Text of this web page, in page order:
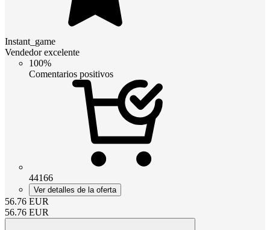
Instant_game
Vendedor excelente
100%
Comentarios positivos
44166
Ver detalles de la oferta
56.76 EUR
56.76 EUR